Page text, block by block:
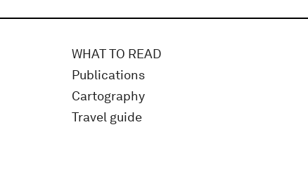
WHAT TO READ
Publications
Cartography
Travel guide